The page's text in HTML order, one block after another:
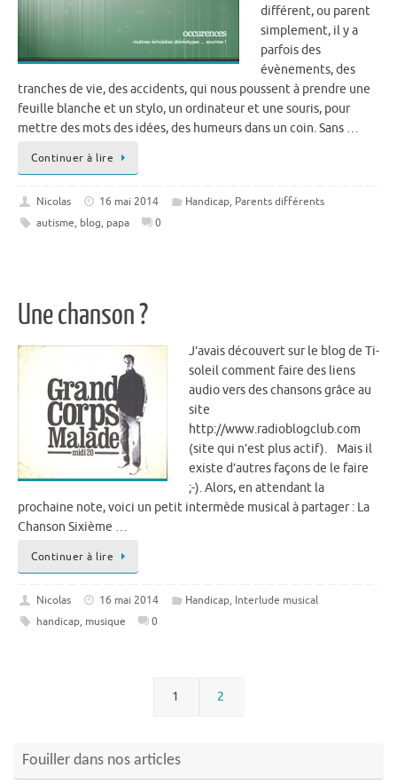
différent, ou parent
simplement, il y a
parfois des
évènements, des
tranches de vie, des accidents, qui nous poussent à prendre une
feuille blanche et un stylo, un ordinateur et une souris, pour
mettre des mots des idées, des humeurs dans un coin. Sans …
Continuer à lire
Nicolas 16 mai 2014 Handicap, Parents différents
autisme, blog, papa 0
Une chanson ?
J’avais découvert sur le blog de Ti-
soleil comment faire des liens
audio vers des chansons grâce au
site
http://www.radioblogclub.com
(site qui n’est plus actif). Mais il
existe d’autres façons de le faire
;-). Alors, en attendant la
prochaine note, voici un petit intermède musical à partager : La
Chanson Sixième …
Continuer à lire
Nicolas 16 mai 2014 Handicap, Interlude musical
handicap, musique 0
1 2
Fouiller dans nos articles